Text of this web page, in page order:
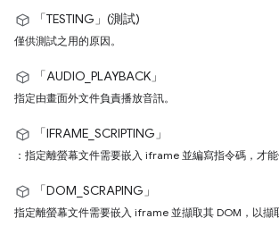
「TESTING」(測試)
僅供測試之用的原因。
「AUDIO_PLAYBACK」
指定由畫面外文件負責播放音訊。
「IFRAME_SCRIPTING」
：指定離螢幕文件需要嵌入 iframe 並編寫指令碼，才
「DOM_SCRAPING」
指定離螢幕文件需要嵌入 iframe 並擷取其 DOM，以擷